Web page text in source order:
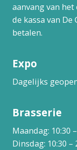
aanvang van
de kassa van
betalen.
Expo
Dagelijks
Brasserie
Maandag: 10:30
Dinsdag: 10:30 –